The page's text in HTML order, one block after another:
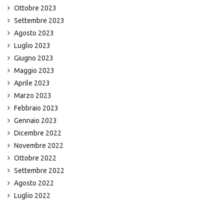
Ottobre 2023
Settembre 2023
Agosto 2023
Luglio 2023
Giugno 2023
Maggio 2023
Aprile 2023
Marzo 2023
Febbraio 2023
Gennaio 2023
Dicembre 2022
Novembre 2022
Ottobre 2022
Settembre 2022
Agosto 2022
Luglio 2022